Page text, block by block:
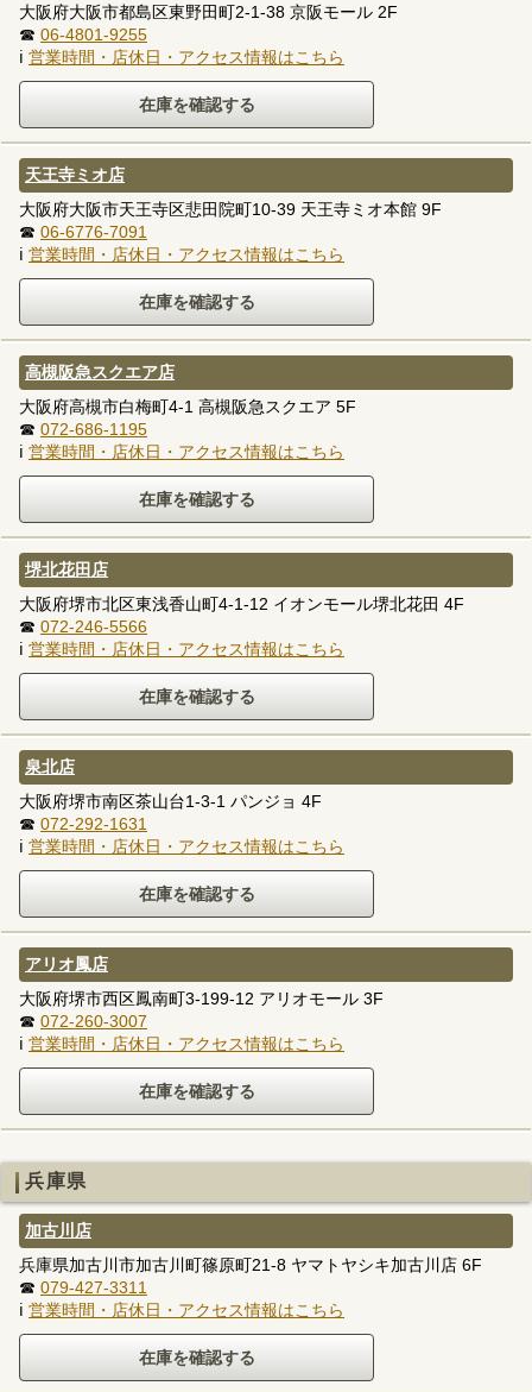
大阪府大阪市都島区東野田町2-1-38 京阪モール 2F
☎ 06-4801-9255
ℹ 営業時間・店休日・アクセス情報はこちら
天王寺ミオ店
大阪府大阪市天王寺区悲田院町10-39 天王寺ミオ本館 9F
☎ 06-6776-7091
ℹ 営業時間・店休日・アクセス情報はこちら
高槻阪急スクエア店
大阪府高槻市白梅町4-1 高槻阪急スクエア 5F
☎ 072-686-1195
ℹ 営業時間・店休日・アクセス情報はこちら
堺北花田店
大阪府堺市北区東浅香山町4-1-12 イオンモール堺北花田 4F
☎ 072-246-5566
ℹ 営業時間・店休日・アクセス情報はこちら
泉北店
大阪府堺市南区茶山台1-3-1 パンジョ 4F
☎ 072-292-1631
ℹ 営業時間・店休日・アクセス情報はこちら
アリオ鳳店
大阪府堺市西区鳳南町3-199-12 アリオモール 3F
☎ 072-260-3007
ℹ 営業時間・店休日・アクセス情報はこちら
兵庫県
加古川店
兵庫県加古川市加古川町篠原町21-8 ヤマトヤシキ加古川店 6F
☎ 079-427-3311
ℹ 営業時間・店休日・アクセス情報はこちら